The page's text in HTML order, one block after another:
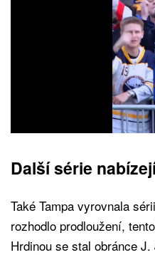
Další série
Také Tampa vyrovnala
rozhodlo prodloužení,
Hrdinou se stal obránce